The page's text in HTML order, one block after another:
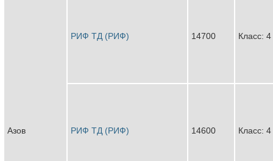
Азов
РИФ ТД (РИФ) 14700 Класс: 4
РИФ ТД (РИФ) 14600 Класс: 4